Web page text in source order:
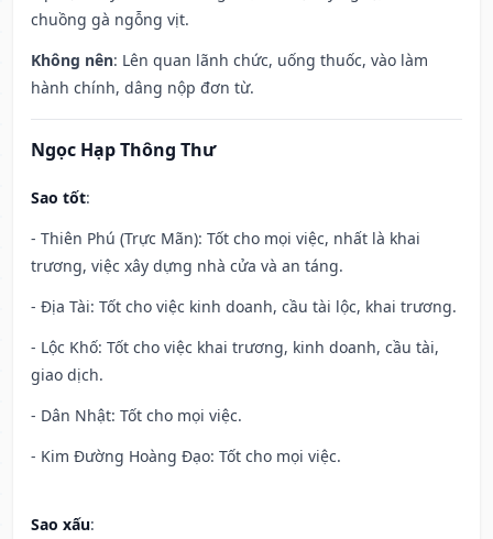
chuồng gà ngỗng vịt.
Không nên: Lên quan lãnh chức, uống thuốc, vào làm
hành chính, dâng nộp đơn từ.
Ngọc Hạp Thông Thư
Sao tốt:
- Thiên Phú (Trực Mãn): Tốt cho mọi việc, nhất là khai
trương, việc xây dựng nhà cửa và an táng.
- Địa Tài: Tốt cho việc kinh doanh, cầu tài lộc, khai trương.
- Lộc Khố: Tốt cho việc khai trương, kinh doanh, cầu tài,
giao dịch.
- Dân Nhật: Tốt cho mọi việc.
- Kim Đường Hoàng Đạo: Tốt cho mọi việc.
Sao xấu: